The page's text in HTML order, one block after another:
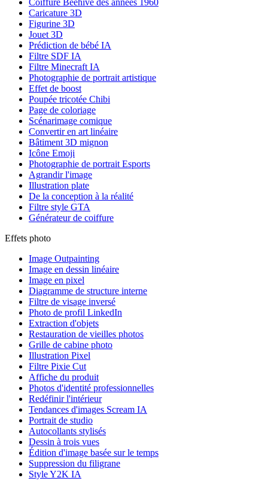
Caricature 3D
Figurine 3D
Jouet 3D
Prédiction de bébé IA
Filtre SDF IA
Filtre Minecraft IA
Photographie de portrait artistique
Effet de boost
Poupée tricotée Chibi
Page de coloriage
Scénarimage comique
Convertir en art linéaire
Bâtiment 3D mignon
Icône Emoji
Photographie de portrait Esports
Agrandir l'image
Illustration plate
De la conception à la réalité
Filtre style GTA
Générateur de coiffure
Effets photo
Image Outpainting
Image en dessin linéaire
Image en pixel
Diagramme de structure interne
Filtre de visage inversé
Photo de profil LinkedIn
Extraction d'objets
Restauration de vieilles photos
Grille de cabine photo
Illustration Pixel
Filtre Pixie Cut
Affiche du produit
Photos d'identité professionnelles
Redéfinir l'intérieur
Tendances d'images Scream IA
Portrait de studio
Autocollants stylisés
Dessin à trois vues
Édition d'image basée sur le temps
Suppression du filigrane
Style Y2K IA